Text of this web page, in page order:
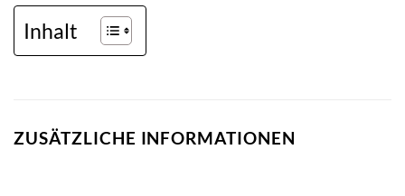
Inhalt
ZUSÄTZLICHE INFORMATIONEN